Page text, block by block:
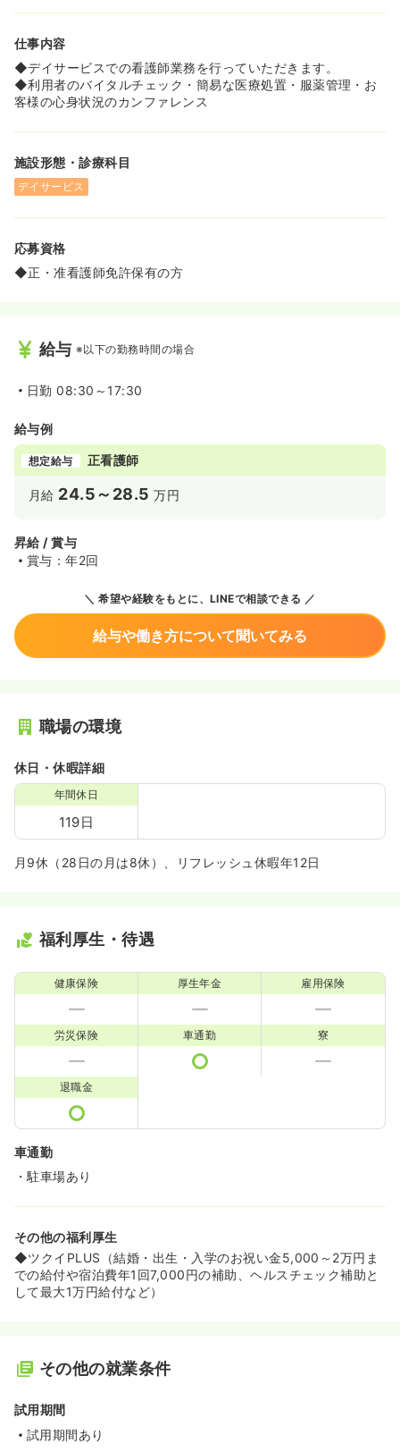
仕事内容
◆デイサービスでの看護師業務を行っていただきます。
◆利用者のバイタルチェック・簡易な医療処置・服薬管理・お
客様の心身状況のカンファレンス
施設形態・診療科目
デイサービス
応募資格
◆正・准看護師免許保有の方
給与 ※以下の勤務時間の場合
日勤 08:30～17:30
給与例
想定給与 正看護師
月給 24.5～28.5 万円
昇給 / 賞与
賞与：年2回
希望や経験をもとに、LINEで相談できる
給与や働き方について聞いてみる
職場の環境
休日・休暇詳細
年間休日
119日
月9休（28日の月は8休）、リフレッシュ休暇年12日
福利厚生・待遇
健康保険 厚生年金 雇用保険
労災保険 車通勤 寮
退職金
車通勤
・駐車場あり
その他の福利厚生
◆ツクイPLUS（結婚・出生・入学のお祝い金5,000～2万円ま
での給付や宿泊費年1回7,000円の補助、ヘルスチェック補助と
して最大1万円給付など）
その他の就業条件
試用期間
試用期間あり